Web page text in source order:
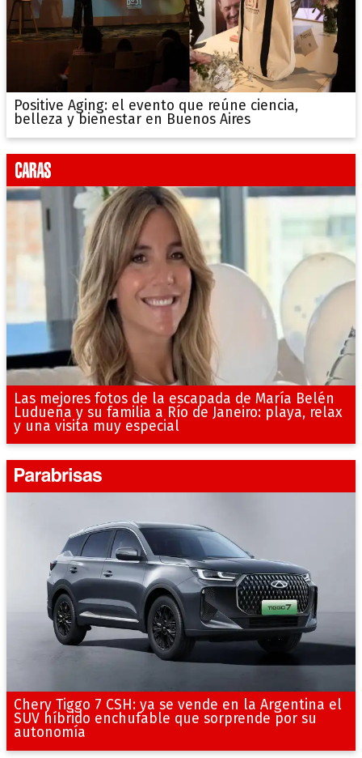
Positive Aging: el evento que reúne ciencia,
belleza y bienestar en Buenos Aires
Las mejores fotos de la escapada de María Belén
Ludueña y su familia a Río de Janeiro: playa, relax
y una visita muy especial
Chery Tiggo 7 CSH: ya se vende en la Argentina el
SUV híbrido enchufable que sorprende por su
autonomía